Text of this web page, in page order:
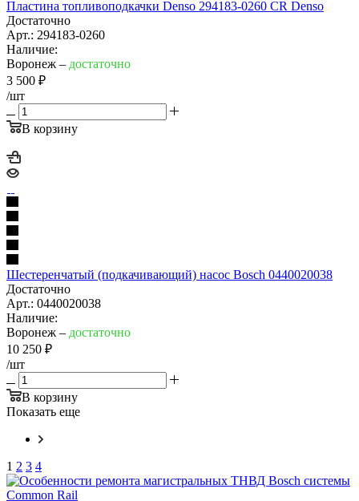
Пластина топливоподкачки Denso 294183-0260 CR Denso
Достаточно
Арт.: 294183-0260
Наличие:
Воронеж – достаточно
3 500 ₽
/шт
В корзину
Шестеренчатый (подкачивающий) насос Bosch 0440020038
Достаточно
Арт.: 0440020038
Наличие:
Воронеж – достаточно
10 250 ₽
/шт
В корзину
Показать еще
1 2 3 4